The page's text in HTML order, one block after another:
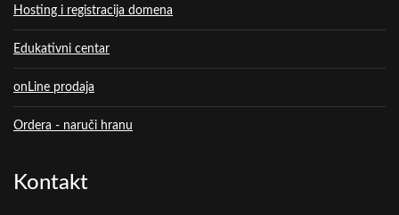
Hosting i registracija domena
Edukativni centar
onLine prodaja
Ordera - naruči hranu
Kontakt